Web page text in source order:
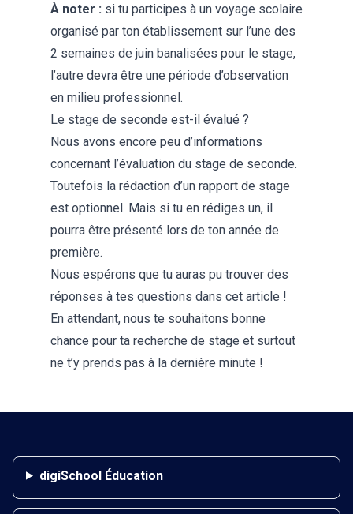
À noter : si tu participes à un voyage scolaire
organisé par ton établissement sur l’une des
2 semaines de juin banalisées pour le stage,
l’autre devra être une période d’observation
en milieu professionnel.
Le stage de seconde est-il évalué ?
Nous avons encore peu d’informations
concernant l’évaluation du stage de seconde.
Toutefois la rédaction d’un rapport de stage
est optionnel. Mais si tu en rédiges un, il
pourra être présenté lors de ton année de
première.
Nous espérons que tu auras pu trouver des
réponses à tes questions dans cet article !
En attendant, nous te souhaitons bonne
chance pour ta recherche de stage et surtout
ne t’y prends pas à la dernière minute !
digiSchool Éducation